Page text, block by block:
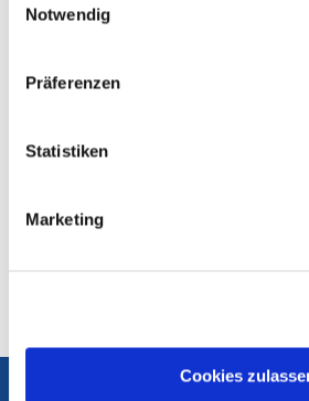
Notwendig
Präferenzen
Statistiken
Marketing
Cookies
Desinformationen umgehen,
unabhängige Presse
Schulformen können ihre Klassen
Jahrgangsstufen 8 bis 11
angeboten.